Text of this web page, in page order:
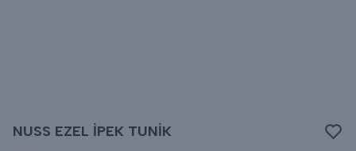
NUSS EZEL İPEK TUNİK